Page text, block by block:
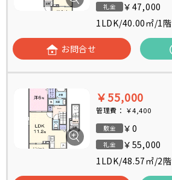
礼金
￥47,000
1LDK/40.00㎡/1階
お問合せ
￥55,000
管理費： ￥4,400
敷金 ￥0
礼金
￥55,000
1LDK/48.57㎡/2階